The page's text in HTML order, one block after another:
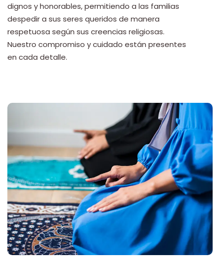
dignos y honorables, permitiendo a las familias
despedir a sus seres queridos de manera
respetuosa según sus creencias religiosas.
Nuestro compromiso y cuidado están presentes
en cada detalle.